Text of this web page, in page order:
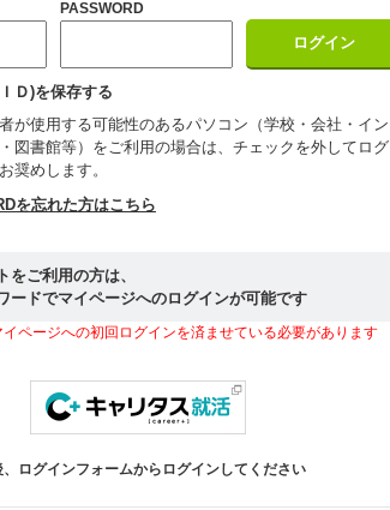
PASSWORD
Ｄ)を保存する
が使用する可能性のあるパソコン（学校・会社・イン
図書館等）をご利用の場合は、チェックを外してログ
奨めします。
を忘れた方はこちら
をご利用の方は、
ードでマイページへのログインが可能です
ページへの初回ログインを済ませている必要があります
ログインフォームからログインしてください